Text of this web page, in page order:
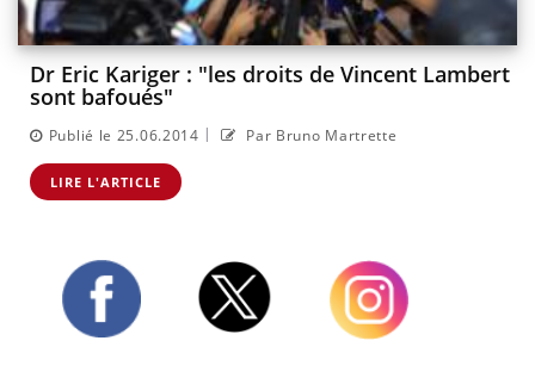
Dr Eric Kariger : "les droits de Vincent Lambert
sont bafoués"
Publié le 25.06.2014 | Par Bruno Martrette
LIRE L'ARTICLE